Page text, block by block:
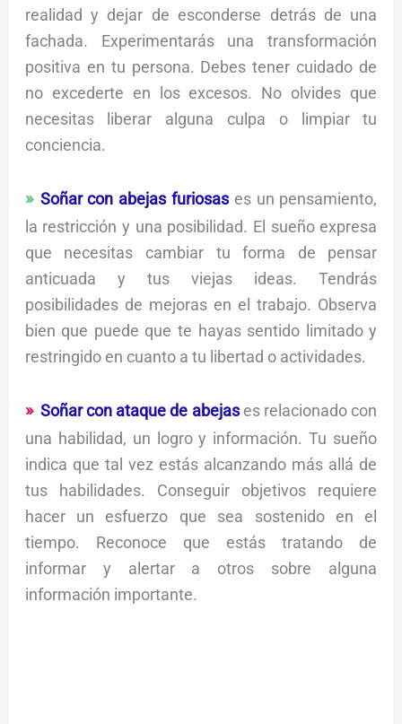
realidad y dejar de esconderse detrás de una
fachada. Experimentarás una transformación
positiva en tu persona. Debes tener cuidado de
no excederte en los excesos. No olvides que
necesitas liberar alguna culpa o limpiar tu
conciencia.
Soñar con abejas furiosases un pensamiento,
la restricción y una posibilidad. El sueño expresa
que necesitas cambiar tu forma de pensar
anticuada y tus viejas ideas. Tendrás
posibilidades de mejoras en el trabajo. Observa
bien que puede que te hayas sentido limitado y
restringido en cuanto a tu libertad o actividades.
Soñar con ataque de abejases relacionado con
una habilidad, un logro y información. Tu sueño
indica que tal vez estás alcanzando más allá de
tus habilidades. Conseguir objetivos requiere
hacer un esfuerzo que sea sostenido en el
tiempo. Reconoce que estás tratando de
informar y alertar a otros sobre alguna
información importante.